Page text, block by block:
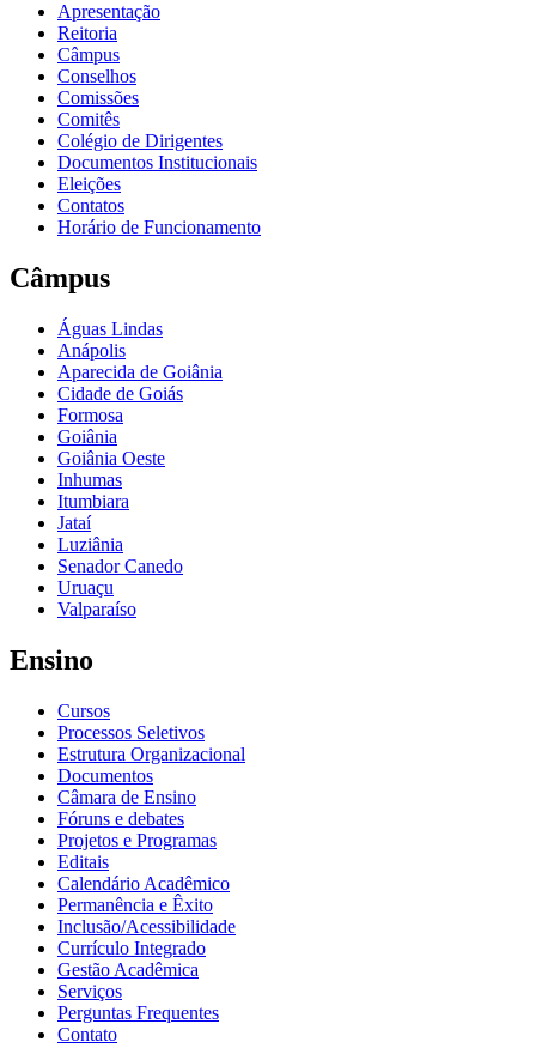
Apresentação
Reitoria
Câmpus
Conselhos
Comissões
Comitês
Colégio de Dirigentes
Documentos Institucionais
Eleições
Contatos
Horário de Funcionamento
Câmpus
Águas Lindas
Anápolis
Aparecida de Goiânia
Cidade de Goiás
Formosa
Goiânia
Goiânia Oeste
Inhumas
Itumbiara
Jataí
Luziânia
Senador Canedo
Uruaçu
Valparaíso
Ensino
Cursos
Processos Seletivos
Estrutura Organizacional
Documentos
Câmara de Ensino
Fóruns e debates
Projetos e Programas
Editais
Calendário Acadêmico
Permanência e Êxito
Inclusão/Acessibilidade
Currículo Integrado
Gestão Acadêmica
Serviços
Perguntas Frequentes
Contato